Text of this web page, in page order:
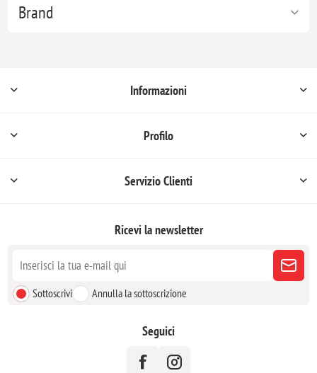
Brand
Informazioni
Profilo
Servizio Clienti
Ricevi la newsletter
Sottoscrivi Annulla la sottoscrizione
Seguici